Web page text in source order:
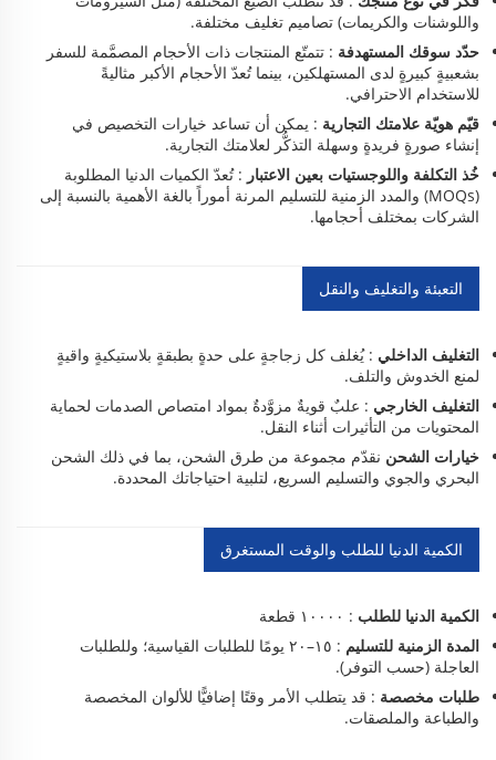
واللوشنات والكريمات) تصاميم تغليف مختلفة.
حدّد سوقك المستهدفة : تتمتّع المنتجات ذات الأحجام المصمَّمة للسفر
بشعبيةٍ كبيرةٍ لدى المستهلكين، بينما تُعدّ الأحجام الأكبر مثاليةً
للاستخدام الاحترافي.
قيّم هويّة علامتك التجارية : يمكن أن تساعد خيارات التخصيص في
إنشاء صورةٍ فريدةٍ وسهلة التذكُّر لعلامتك التجارية.
خُذ التكلفة واللوجستيات بعين الاعتبار : تُعدّ الكميات الدنيا المطلوبة
(MOQs) والمدد الزمنية للتسليم المرنة أموراً بالغة الأهمية بالنسبة إلى
الشركات بمختلف أحجامها.
التعبئة والتغليف والنقل
التغليف الداخلي : يُغلف كل زجاجةٍ على حدةٍ بطبقةٍ بلاستيكيةٍ واقيةٍ
لمنع الخدوش والتلف.
التغليف الخارجي : علبٌ قويةٌ مزوَّدةٌ بمواد امتصاص الصدمات لحماية
المحتويات من التأثيرات أثناء النقل.
خيارات الشحن نقدّم مجموعة من طرق الشحن، بما في ذلك الشحن
البحري والجوي والتسليم السريع، لتلبية احتياجاتك المحددة.
الكمية الدنيا للطلب والوقت المستغرق
الكمية الدنيا للطلب : ١٠٠٠٠ قطعة
المدة الزمنية للتسليم
: ١٥–٢٠ يومًا للطلبات القياسية؛ وللطلبات
العاجلة (حسب التوفر).
طلبات مخصصة : قد يتطلب الأمر وقتًا إضافيًّا للألوان المخصصة
والطباعة والملصقات.